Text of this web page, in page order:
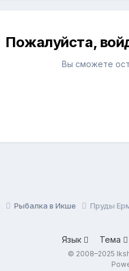
Пожалуйста,
Вы сможете
Рыбалка в Икше Пруды
Язык Тема
© 2008–2025